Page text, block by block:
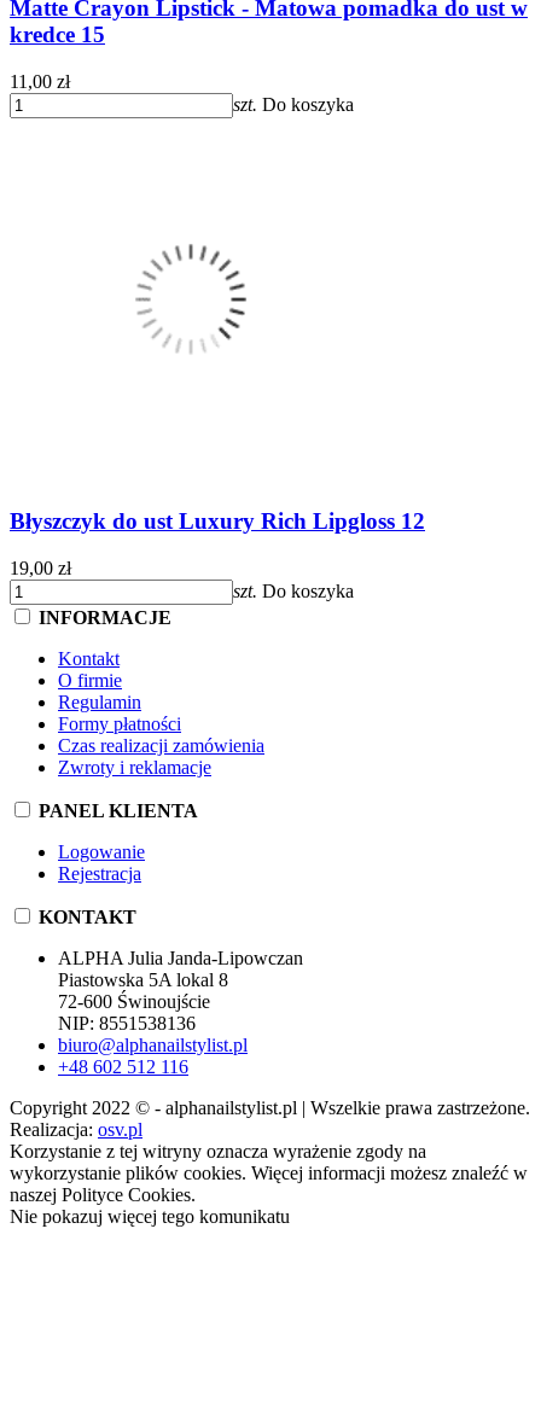
Matte Crayon Lipstick - Matowa pomadka do ust w
kredce 15
11,00 zł
szt. Do koszyka
Błyszczyk do ust Luxury Rich Lipgloss 12
19,00 zł
szt. Do koszyka
INFORMACJE
Kontakt
O firmie
Regulamin
Formy płatności
Czas realizacji zamówienia
Zwroty i reklamacje
PANEL KLIENTA
Logowanie
Rejestracja
KONTAKT
ALPHA Julia Janda-Lipowczan
Piastowska 5A lokal 8
72-600 Świnoujście
NIP: 8551538136
biuro@alphanailstylist.pl
+48 602 512 116
Copyright 2022 © - alphanailstylist.pl | Wszelkie prawa zastrzeżone.
Realizacja: osv.pl
Korzystanie z tej witryny oznacza wyrażenie zgody na
wykorzystanie plików cookies. Więcej informacji możesz znaleźć w
naszej Polityce Cookies.
Nie pokazuj więcej tego komunikatu